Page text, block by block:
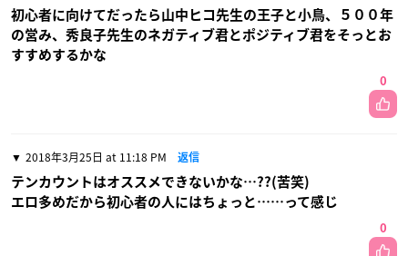
初心者に向けてだったら山中ヒコ先生の王子と小鳥、５００年
の営み、秀良子先生のネガティブ君とポジティブ君をそっとお
すすめするかな
0
2018年3月25日 at 11:18 PM 返信
テンカウントはオススメできないかな…??(苦笑)
エロ多めだから初心者の人にはちょっと……って感じ
0